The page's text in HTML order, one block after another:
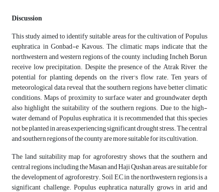
Discussion
This study aimed to identify suitable areas for the cultivation of Populus
euphratica in Gonbad-e Kavous. The climatic maps indicate that the
northwestern and western regions of the county, including Incheh Borun,
receive low precipitation. Despite the presence of the Atrak River, the
potential for planting depends on the river's flow rate. Ten years of
meteorological data reveal that the southern regions have better climatic
conditions. Maps of proximity to surface water and groundwater depth
also highlight the suitability of the southern regions. Due to the high-
water demand of Populus euphratica, it is recommended that this species
not be planted in areas experiencing significant drought stress. The central
and southern regions of the county are more suitable for its cultivation.
The land suitability map for agroforestry shows that the southern and
central regions, including the Masan and Haji Qushan areas, are suitable for
the development of agroforestry. Soil EC in the northwestern regions is a
significant challenge. Populus euphratica naturally grows in arid and